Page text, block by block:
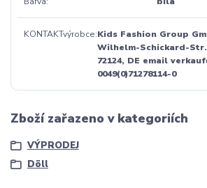
KONTAKTvýrobce Kids Fashion Group
Wilhelm-Schickard-
72124, DE email
0049(0)71278114-0
Zboží zařazeno v kategoriích
VÝPRODEJ
Döll